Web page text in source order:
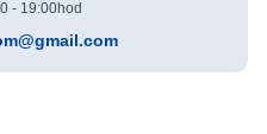
- 19:00hod